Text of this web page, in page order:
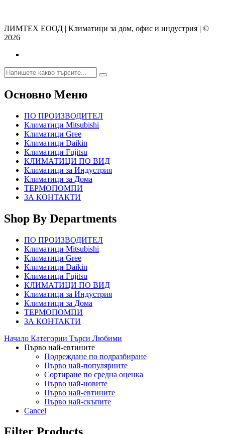
ЛИМТЕХ ЕООД | Климатици за дом, офис и индустрия | ©
2026
Основно Меню
ПО ПРОИЗВОДИТЕЛ
Климатици Mitsubishi
Климатици Gree
Климатици Daikin
Климатици Fujitsu
КЛИМАТИЦИ ПО ВИД
Климатици за Индустрия
Климатици за Дома
ТЕРМОПОМПИ
ЗА КОНТАКТИ
Shop By Departments
ПО ПРОИЗВОДИТЕЛ
Климатици Mitsubishi
Климатици Gree
Климатици Daikin
Климатици Fujitsu
КЛИМАТИЦИ ПО ВИД
Климатици за Индустрия
Климатици за Дома
ТЕРМОПОМПИ
ЗА КОНТАКТИ
Начало Категории Търси Любими
Първо най-евтините
Подреждане по подразбиране
Първо най-популярните
Сортиране по средна оценка
Първо най-новите
Първо най-евтините
Първо най-скъпите
Cancel